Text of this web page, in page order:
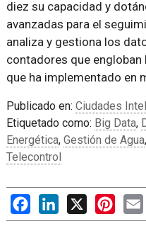
diez su capacidad y
avanzadas para el
analiza y gestiona los
contadores que
que ha implementado en
Publicado en: Ciudades
Etiquetado como: Big Data,
Energética, Gestión de Agua,
Telecontrol
FacebookLinkedIn
X